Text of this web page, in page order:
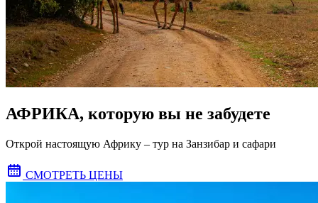
АФРИКА, которую вы не забудете
Открой настоящую Африку – тур на Занзибар и сафари
СМОТРЕТЬ ЦЕНЫ